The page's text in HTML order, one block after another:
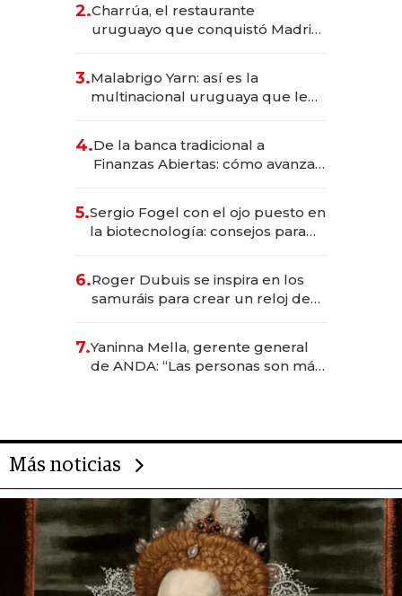
millones
2.Charrúa, el restaurante
uruguayo que conquistó Madrid:
anticipación y prepara apertura
3.Malabrigo Yarn: así es la
multinacional uruguaya que le
4.De la banca tradicional a
Finanzas Abiertas: cómo avanza
5.Sergio Fogel con el ojo puesto en
la biotecnología: consejos para
6.Roger Dubuis se inspira en los
samuráis para crear un reloj de
7.Yaninna Mella, gerente general
de ANDA: “Las personas son más
Más noticias